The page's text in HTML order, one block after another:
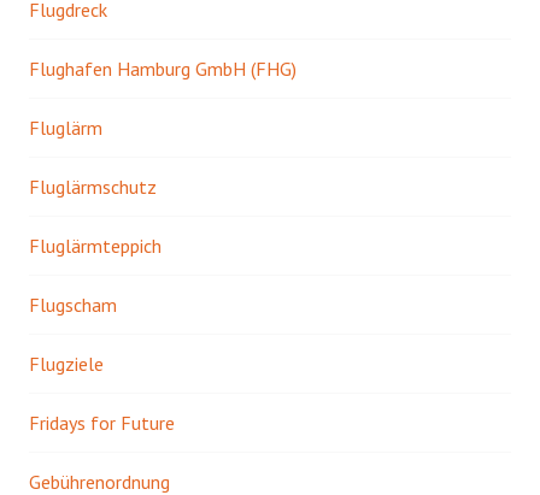
Flugdreck
Flughafen Hamburg GmbH (FHG)
Fluglärm
Fluglärmschutz
Fluglärmteppich
Flugscham
Flugziele
Fridays for Future
Gebührenordnung